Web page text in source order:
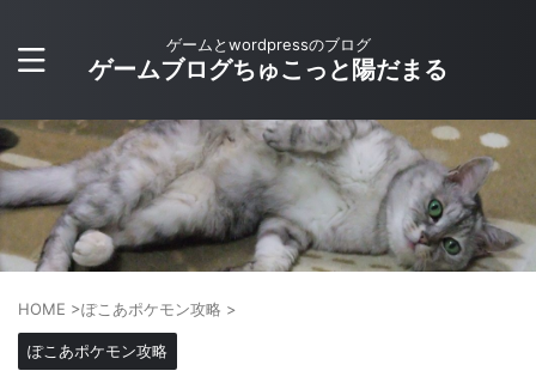
ゲームとwordpressのブログ
ゲームブログちゅこっと陽だまる
HOME >ぽこあポケモン攻略 >
ぽこあポケモン攻略